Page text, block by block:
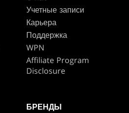
Учетные записи
Карьера
Поддержка
WPN
Affiliate Program
Disclosure
БРЕНДЫ